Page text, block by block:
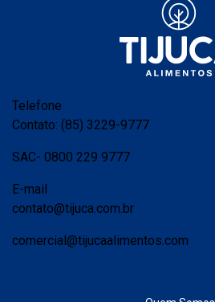
Telefone
Contato: (85) 3229-9777
SAC- 0800 229 9777
E-mail
contato@tijuca.com.br
comercial@tijucaalimentos.com